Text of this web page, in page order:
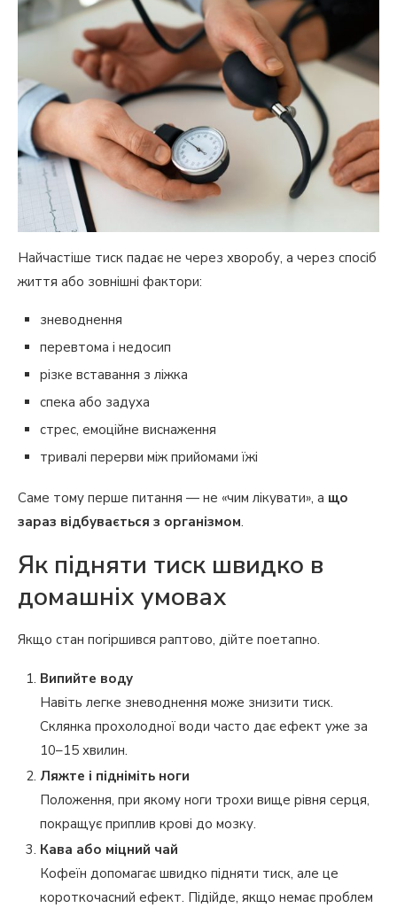
Найчастіше тиск падає не через хворобу, а через спосіб
життя або зовнішні фактори:
зневоднення
перевтома і недосип
різке вставання з ліжка
спека або задуха
стрес, емоційне виснаження
тривалі перерви між прийомами їжі
Саме тому перше питання — не «чим лікувати», а що
зараз відбувається з організмом.
Як підняти тиск швидко в
домашніх умовах
Якщо стан погіршився раптово, дійте поетапно.
Випийте воду
Навіть легке зневоднення може знизити тиск.
Склянка прохолодної води часто дає ефект уже за
10–15 хвилин.
Ляжте і підніміть ноги
Положення, при якому ноги трохи вище рівня серця,
покращує приплив крові до мозку.
Кава або міцний чай
Кофеїн допомагає швидко підняти тиск, але це
короткочасний ефект. Підійде, якщо немає проблем